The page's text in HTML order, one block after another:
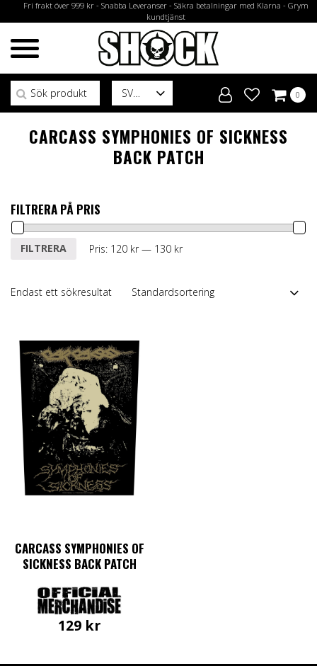
Fri frakt över 999 kr - Snabba Leveranser - Säkra betalningar med Klarna - Grym
kundtjänst
SV
Sök efter:
0
CARCASS SYMPHONIES OF SICKNESS
BACK PATCH
FILTRERA PÅ PRIS
Min
MaxFILTRERA Pris: 120 kr— 130 kr
Endast ett sökresultat
CARCASS SYMPHONIES OF
SICKNESS BACK PATCH
129 kr